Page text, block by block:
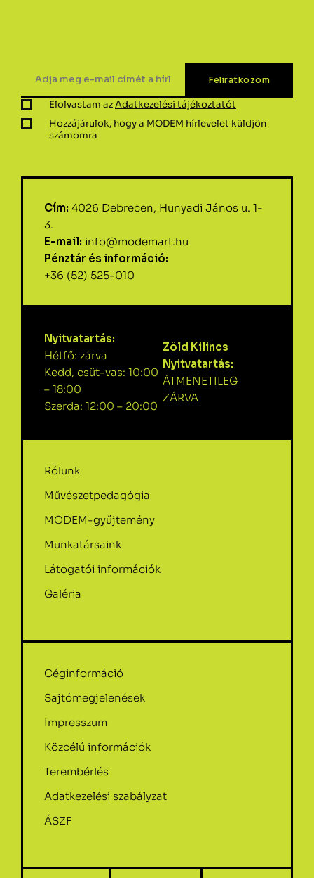
Elolvastam azAdatkezelési tájékoztatót
Hozzájárulok, hogy a MODEM hírlevelet küldjön
számomra
Cím: 4026 Debrecen, Hunyadi János u. 1-
3.
E-mail: info@modemart.hu
Pénztár és információ:
+36 (52) 525-010
Nyitvatartás:
Hétfő: zárva
Kedd, csüt-vas: 10:00
– 18:00
Szerda: 12:00 – 20:00
Zöld Kilincs
Nyitvatartás:
ÁTMENETILEG
ZÁRVA
Rólunk
Művészetpedagógia
MODEM-gyűjtemény
Munkatársaink
Látogatói információk
Galéria
Céginformáció
Sajtómegjelenések
Impresszum
Közcélú információk
Terembérlés
Adatkezelési szabályzat
ÁSZF